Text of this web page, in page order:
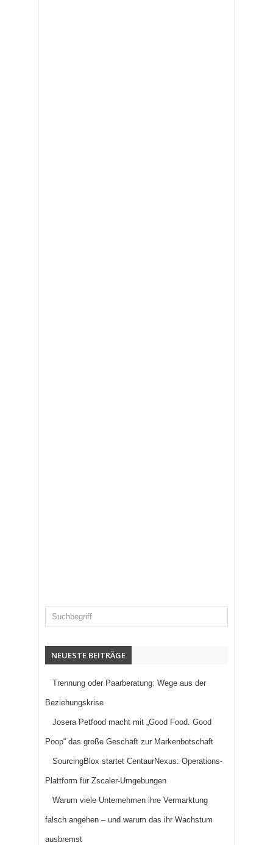
NEUESTE BEITRÄGE
Trennung oder Paarberatung: Wege aus der
Beziehungskrise
Josera Petfood macht mit „Good Food. Good
Poop“ das große Geschäft zur Markenbotschaft
SourcingBlox startet CentaurNexus: Operations-
Plattform für Zscaler-Umgebungen
Warum viele Unternehmen ihre Vermarktung
falsch angehen – und warum das ihr Wachstum
ausbremst